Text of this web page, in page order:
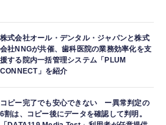
株式会社オール・デンタル・ジャパンと株式
会社NNGが共催、歯科医院の業務効率化を支
援する院内一括管理システム「PLUM
CONNECT」を紹介
コピー完了でも安心できない ー異常判定の
6割は、コピー後にデータを確認して判明。